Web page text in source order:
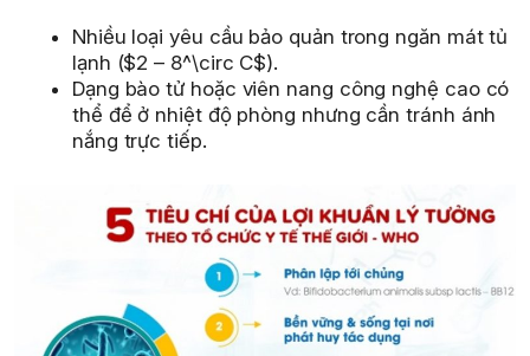
Nhiều loại yêu cầu bảo quản trong ngăn mát tủ
lạnh ($2 – 8^\circ C$).
Dạng bào tử hoặc viên nang công nghệ cao có
thể để ở nhiệt độ phòng nhưng cần tránh ánh
nắng trực tiếp.